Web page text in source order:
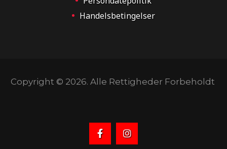
Handelsbetingelser
Copyright © 2026. Alle Rettigheder Forbeholdt